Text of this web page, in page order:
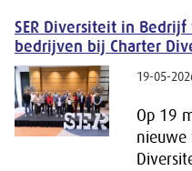
SER Diversiteit in
bedrijven bij Charter
19-05-
Op 19
nieuwe